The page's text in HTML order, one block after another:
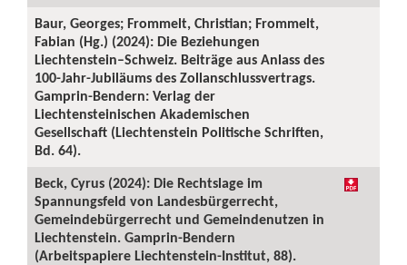
Baur, Georges; Frommelt, Christian; Frommelt,
Fabian (Hg.) (2024): Die Beziehungen
Liechtenstein–Schweiz. Beiträge aus Anlass des
100-Jahr-Jubiläums des Zollanschlussvertrags.
Gamprin-Bendern: Verlag der
Liechtensteinischen Akademischen
Gesellschaft (Liechtenstein Politische Schriften,
Bd. 64).
Beck, Cyrus (2024): Die Rechtslage im
Spannungsfeld von Landesbürgerrecht,
Gemeindebürgerrecht und Gemeindenutzen in
Liechtenstein. Gamprin-Bendern
(Arbeitspapiere Liechtenstein-Institut, 88).